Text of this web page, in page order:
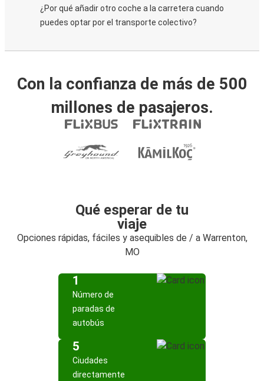
¿Por qué añadir otro coche a la carretera cuando
puedes optar por el transporte colectivo?
Con la confianza de más de 500
millones de pasajeros.
Qué esperar de tu
viaje
Opciones rápidas, fáciles y asequibles de / a Warrenton,
MO
1
Número de
paradas de
autobús
5
Ciudades
directamente